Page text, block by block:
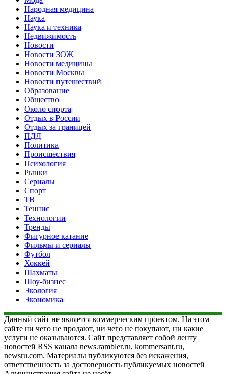
Народная медицина
Наука
Наука и техника
Недвижимость
Новости
Новости ЗОЖ
Новости медицины
Новости Москвы
Новости путешествий
Образование
Общество
Около спорта
Отдых в России
Отдых за границей
ПДД
Политика
Происшествия
Психология
Рынки
Сериалы
Спорт
ТВ
Теннис
Технологии
Тренды
Фигурное катание
Фильмы и сериалы
Футбол
Хоккей
Шахматы
Шоу-бизнес
Экология
Экономика
Данный сайт не является коммерческим проектом. На этом
сайте ни чего не продают, ни чего не покупают, ни какие
услуги не оказываются. Сайт представляет собой ленту
новостей RSS канала news.rambler.ru, kommersant.ru,
newsru.com. Материалы публикуются без искажения,
ответственность за достоверность публикуемых новостей